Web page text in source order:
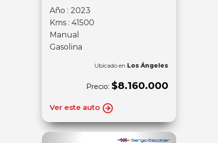
Año : 2023
Kms : 41500
Manual
Gasolina
Ubicado en Los Ángeles
Precio: $8.160.000
Ver este auto